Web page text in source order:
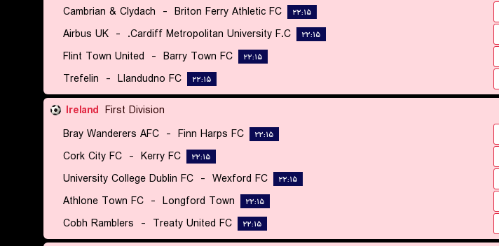
Cambrian & Clydach - Briton Ferry Athletic FC ۲۲:۱۵
Airbus UK - Cardiff Metropolitan University F.C. ۲۲:۱۵
Flint Town United - Barry Town FC ۲۲:۱۵
Trefelin - Llandudno FC ۲۲:۱۵
Ireland First Division
Bray Wanderers AFC - Finn Harps FC ۲۲:۱۵
Cork City FC - Kerry FC ۲۲:۱۵
University College Dublin FC - Wexford FC ۲۲:۱۵
Athlone Town FC - Longford Town ۲۲:۱۵
Cobh Ramblers - Treaty United FC ۲۲:۱۵